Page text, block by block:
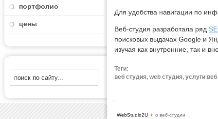
портфолио
цены
Для удобства навигации по
Веб-студия разработала ряд
поисковых выдачах Google и
изучая как внутренние, так и
Теги:
веб студия, web студия, услуги
WebStudio2U о веб-студии